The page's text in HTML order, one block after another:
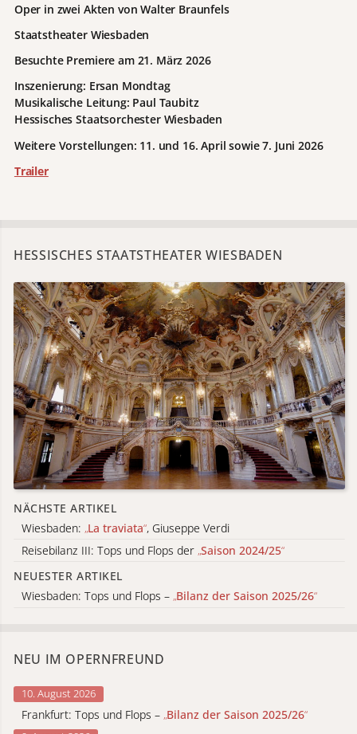
Oper in zwei Akten von Walter Braunfels
Staatstheater Wiesbaden
Besuchte Premiere am 21. März 2026
Inszenierung: Ersan Mondtag
Musikalische Leitung: Paul Taubitz
Hessisches Staatsorchester Wiesbaden
Weitere Vorstellungen: 11. und 16. April sowie 7. Juni 2026
Trailer
HESSISCHES STAATSTHEATER WIESBADEN
NÄCHSTE ARTIKEL
Wiesbaden: „La traviata“, Giuseppe Verdi
Reisebilanz III: Tops und Flops der „Saison 2024/25“
NEUESTER ARTIKEL
Wiesbaden: Tops und Flops – „Bilanz der Saison 2025/26“
NEU IM OPERNFREUND
10. August 2026
Frankfurt: Tops und Flops – „Bilanz der Saison 2025/26“